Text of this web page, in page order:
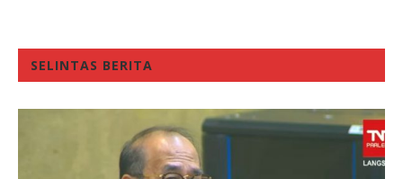
SELINTAS BERITA